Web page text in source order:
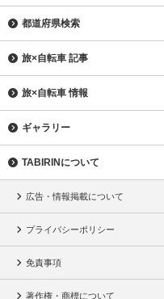
都道府県検索
旅×自転車 記事
旅×自転車 情報
ギャラリー
TABIRINについて
広告・情報掲載について
プライバシーポリシー
免責事項
著作権・商標について